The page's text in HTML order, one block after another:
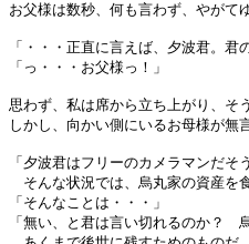
お父様は数秒、何も言わず、やがて
「・・・正直に言えば、夕波君。
「っ・・・お父様っ！」
思わず、私は席から立ち上がり、そ
しかし、向かい側にいるお母様が無
「夕波君はフリーのカメラマンだそ
そんな状況では、烏丸家の資産を
「そんなことは・・・」
「無い、と君は言い切れるのか？